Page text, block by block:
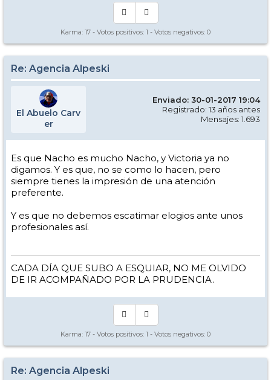
Karma: 17 - Votos positivos: 1 - Votos negativos: 0
Re: Agencia Alpeski
El Abuelo Carv
er
Enviado: 30-01-2017 19:04
Registrado: 13 años antes
Mensajes: 1.693
Es que Nacho es mucho Nacho, y Victoria ya no
digamos. Y es que, no se como lo hacen, pero
siempre tienes la impresión de una atención
preferente.
Y es que no debemos escatimar elogios ante unos
profesionales así.
CADA DÍA QUE SUBO A ESQUIAR, NO ME OLVIDO
DE IR ACOMPAÑADO POR LA PRUDENCIA.
Karma: 17 - Votos positivos: 1 - Votos negativos: 0
Re: Agencia Alpeski